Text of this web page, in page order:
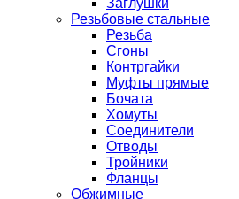
Заглушки
Резьбовые стальные
Резьба
Сгоны
Контргайки
Муфты прямые
Бочата
Хомуты
Соединители
Отводы
Тройники
Фланцы
Обжимные